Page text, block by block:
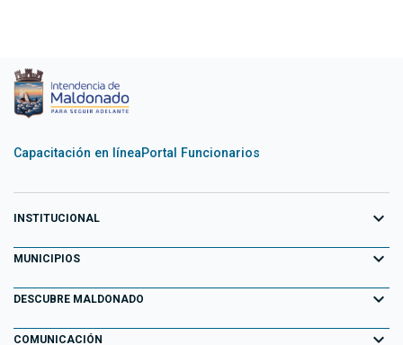
Capacitación en líneaPortal Funcionarios
INSTITUCIONAL expand_more
Equipo de Gobierno
Primeros 100 días
MUNICIPIOS expand_more
Aiguá
Garzón
DESCUBRE MALDONADO expand_more
Información para el Turista
COMUNICACIÓN expand_more